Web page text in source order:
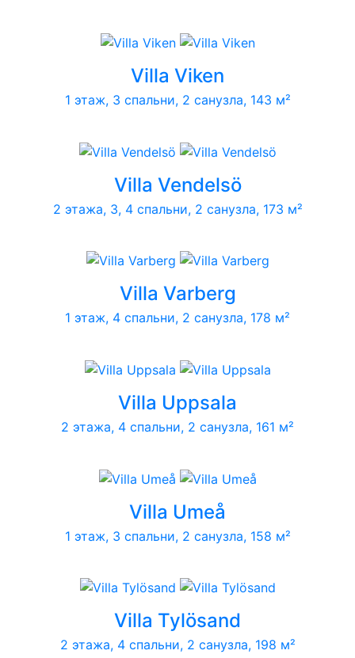
Villa Viken
1 этаж, 3 спальни, 2 санузла, 143 м²
Villa Vendelsö
2 этажа, 3, 4 спальни, 2 санузла, 173 м²
Villa Varberg
1 этаж, 4 спальни, 2 санузла, 178 м²
Villa Uppsala
2 этажа, 4 спальни, 2 санузла, 161 м²
Villa Umeå
1 этаж, 3 спальни, 2 санузла, 158 м²
Villa Tylösand
2 этажа, 4 спальни, 2 санузла, 198 м²